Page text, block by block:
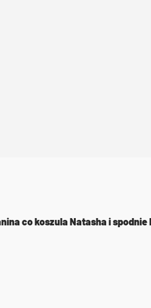
co koszula Natasha i spodnie